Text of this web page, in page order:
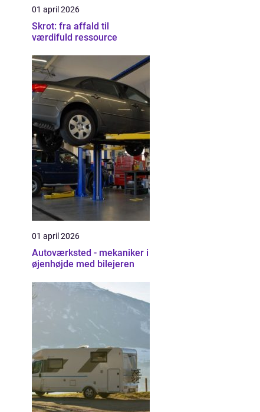
01 april 2026
Skrot: fra affald til
værdifuld ressource
01 april 2026
Autoværksted - mekaniker i
øjenhøjde med bilejeren